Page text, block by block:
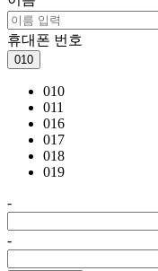
휴대폰 번호
010
010
011
016
017
018
019
-
-